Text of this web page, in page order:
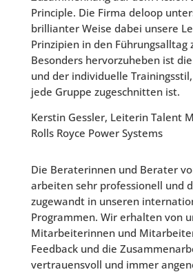
Principle. Die Firma deloop
brillianter Weise dabei unsere
Prinzipien in den Führungsalltag
Besonders hervorzuheben ist
und der individuelle
jede Gruppe zugeschnitten ist.
Kerstin Gessler, Leiterin Talent
Rolls Royce Power Systems
Die Beraterinnen und Berater
arbeiten sehr professionell und
zugewandt in unseren
Programmen. Wir erhalten von
Mitarbeiterinnen und
Feedback und die
vertrauensvoll und immer